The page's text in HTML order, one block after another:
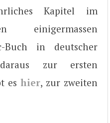
Kapitel im
einigermassen
Buch in deutscher
zur ersten
es hier, zur zweiten